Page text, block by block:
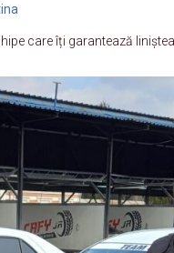
care îți garantează